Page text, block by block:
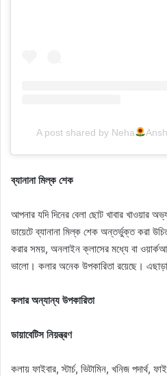
A post shared by Neha
ব্যানানা মিল্ক শেক
আপনার যদি দিনের বেলা ছোট খাবার খাওয়ার
ডায়েটে ব্যানানা মিল্ক শেক অন্তর্ভুক্ত করা
করার সময়, অনলাইন ক্লাসের মধ্যে বা
ভালো। কলার অনেক উপকারিতা রয়েছে।
কলার অন্যান্য উপকারিতা
ডায়াবেটিস নিয়ন্ত্রণ
কলায় ফাইবার, স্টার্চ, ভিটামিন, খনিজ পদার্থ,